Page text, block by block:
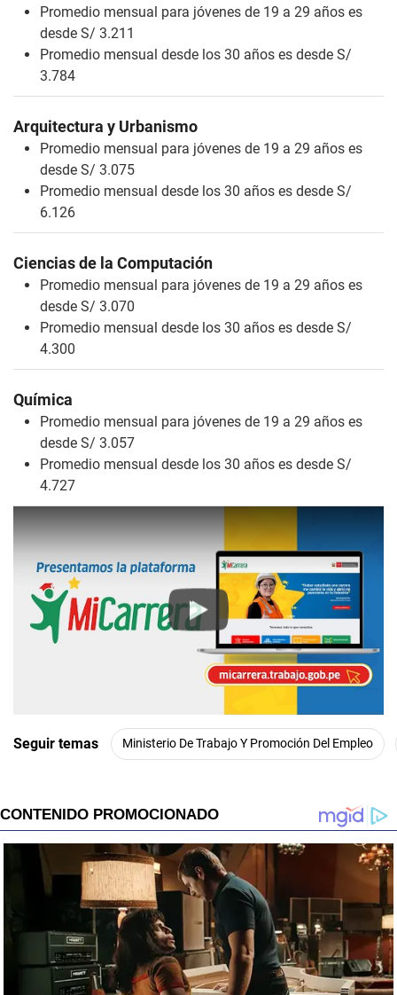
Promedio mensual para jóvenes de 19 a 29 años es
desde S/ 3.211
Promedio mensual desde los 30 años es desde S/
3.784
Arquitectura y Urbanismo
Promedio mensual para jóvenes de 19 a 29 años es
desde S/ 3.075
Promedio mensual desde los 30 años es desde S/
6.126
Ciencias de la Computación
Promedio mensual para jóvenes de 19 a 29 años es
desde S/ 3.070
Promedio mensual desde los 30 años es desde S/
4.300
Química
Promedio mensual para jóvenes de 19 a 29 años es
desde S/ 3.057
Promedio mensual desde los 30 años es desde S/
4.727
Play
Seguir temas Ministerio De Trabajo Y Promoción Del Empleo